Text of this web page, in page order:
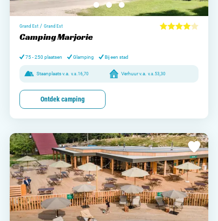
Grand Est / Grand Est
Camping Marjorie
75 - 250 plaatsen Glamping Bij een stad
Staanplaats v.a. v.a.16,70 Verhuur v.a. v.a.53,30
Ontdek camping